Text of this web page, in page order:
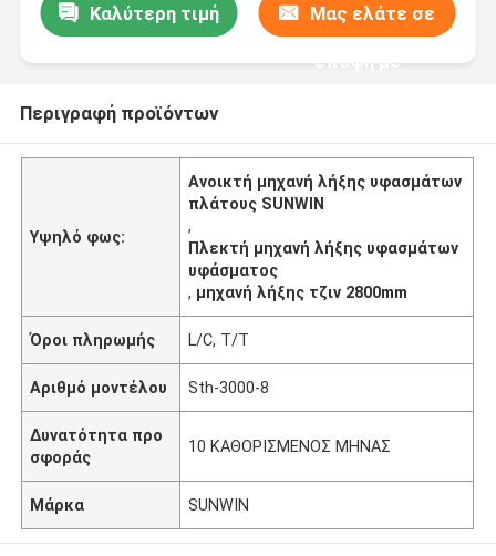
Καλύτερη τιμή Μας ελάτε σε
επαφή με
Περιγραφή προϊόντων
Υψηλό φως:
Ανοικτή μηχανή λήξης υφασμάτων
πλάτους SUNWIN
,
Πλεκτή μηχανή λήξης υφασμάτων
υφάσματος
, μηχανή λήξης τζιν 2800mm
Όροι πληρωμής L/C, T/T
Αριθμό μοντέλου Sth-3000-8
Δυνατότητα προ
σφοράς
10 ΚΑΘΟΡΙΣΜΕΝΟΣ ΜΗΝΑΣ
Μάρκα SUNWIN